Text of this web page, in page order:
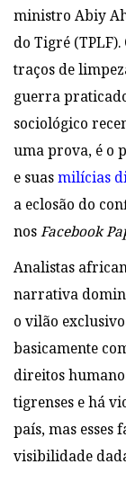
ministro Abiy
do Tigré
traços de
guerra
sociológico
uma prova, é o
e suasmilícias
a eclosão do
nosFacebook
Analistas
narrativa
o vilão
basicamente
direitos
tigrenses e há
país, mas esses
visibilidade